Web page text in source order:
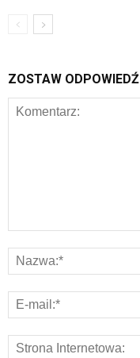
ZOSTAW ODPOWIEDŹ